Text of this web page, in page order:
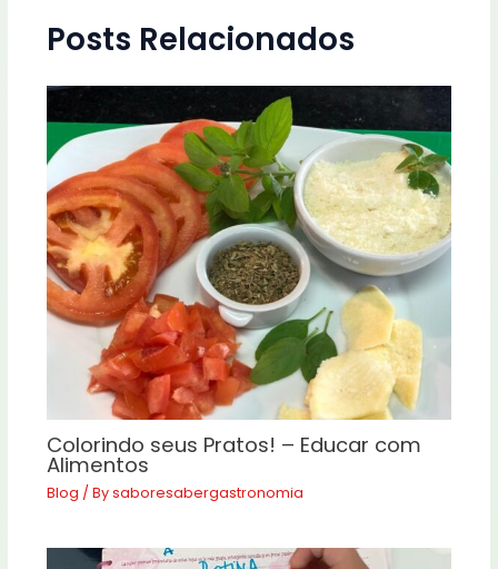
Posts Relacionados
Colorindo seus Pratos! – Educar com
Alimentos
Blog / Bysaboresabergastronomia